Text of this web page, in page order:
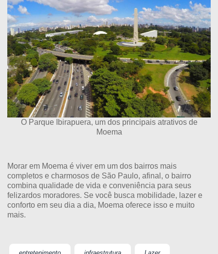
O Parque Ibirapuera, um dos principais atrativos de
Moema
Morar em Moema é viver em um dos bairros mais
completos e charmosos de São Paulo, afinal, o bairro
combina qualidade de vida e conveniência para seus
felizardos moradores. Se você busca mobilidade, lazer e
conforto em seu dia a dia, Moema oferece isso e muito
mais.